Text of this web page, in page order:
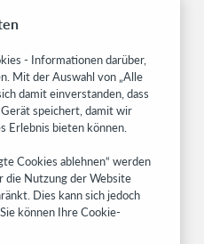
events, and much more—
- Informationen darüber,
Mit der Auswahl von „Alle
damit einverstanden, dass
speichert, damit wir
Erlebnis bieten können.
Cookies ablehnen“ werden
die Nutzung der Website
Dies kann sich jedoch
können Ihre Cookie-